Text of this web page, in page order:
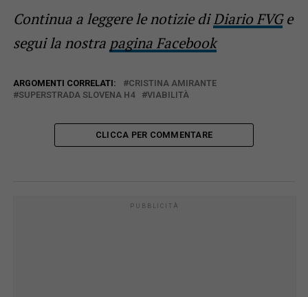
Continua a leggere le notizie diDiario FVGe
segui la nostra pagina Facebook
ARGOMENTI CORRELATI:
CRISTINA AMIRANTE
SUPERSTRADA SLOVENA H4
VIABILITÀ
CLICCA PER COMMENTARE
PUBBLICITÀ